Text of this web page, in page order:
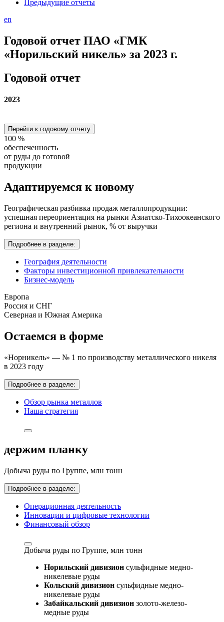
Предыдущие отчеты
en
Годовой отчет ПАО «ГМК
«Норильский никель» за 2023 г.
Годовой отчет
2023
Перейти к годовому отчету
100 %
обеспеченность
от руды до готовой
продукции
Адаптируемся к новому
Географическая разбивка продаж металлопродукции:
успешная переориентация на рынки Азиатско-Тихоокеанского
региона и внутренний рынок, % от выручки
Подробнее в разделе:
География деятельности
Факторы инвестиционной привлекательности
Бизнес-модель
Европа
Россия и СНГ
Северная и Южная Америка
Остаемся в форме
«Норникель» — № 1 по производству металлического никеля
в 2023 году
Подробнее в разделе:
Обзор рынка металлов
Наша стратегия
держим планку
Добыча руды по Группе, млн тонн
Подробнее в разделе:
Операционная деятельность
Инновации и цифровые технологии
Финансовый обзор
Добыча руды по Группе, млн тонн
Норильский дивизион сульфидные медно-
никелевые руды
Кольский дивизион сульфидные медно-
никелевые руды
Забайкальский дивизион золото-железо-
медные руды